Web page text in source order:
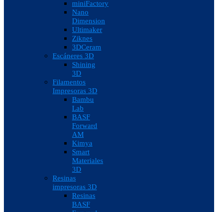
miniFactory
Nano
Dimension
Ultimaker
Ziknes
3DCeram
Escáneres 3D
Shining
3D
Filamentos
Impresoras 3D
Bambu
Lab
BASF
Forward
AM
Kimya
Smart
Materiales
3D
Resinas
impresoras 3D
Resinas
BASF